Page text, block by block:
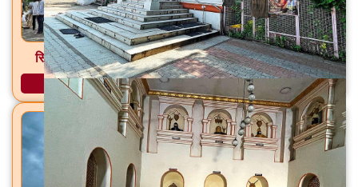
सिद्धेश्वर महादेव मंदिर पाल, ता. फुलंब्री, जि. छत्रपती संभाजीनगर
अधिक माहिती